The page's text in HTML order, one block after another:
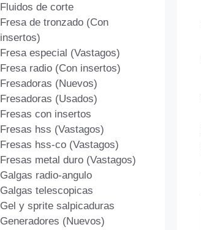
Fluidos de corte
Fresa de tronzado (Con
insertos)
Fresa especial (Vastagos)
Fresa radio (Con insertos)
Fresadoras (Nuevos)
Fresadoras (Usados)
Fresas con insertos
Fresas hss (Vastagos)
Fresas hss-co (Vastagos)
Fresas metal duro (Vastagos)
Galgas radio-angulo
Galgas telescopicas
Gel y sprite salpicaduras
Generadores (Nuevos)